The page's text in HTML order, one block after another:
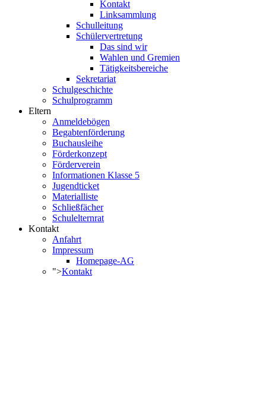
Kontakt
Linksammlung
Schulleitung
Schülervertretung
Das sind wir
Wahlen und Gremien
Tätigkeitsbereiche
Sekretariat
Schulgeschichte
Schulprogramm
Eltern
Anmeldebögen
Begabtenförderung
Buchausleihe
Förderkonzept
Förderverein
Informationen Klasse 5
Jugendticket
Materialliste
Schließfächer
Schulelternrat
Kontakt
Anfahrt
Impressum
Homepage-AG
">Kontakt